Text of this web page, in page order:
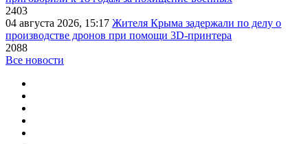
2403
04 августа 2026, 15:17 Жителя Крыма задержали по делу о
производстве дронов при помощи 3D‑принтера
2088
Все новости